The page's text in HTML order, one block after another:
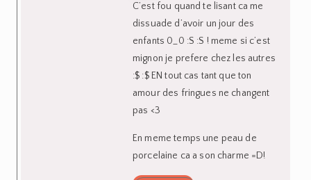
C’est fou quand te lisant ca me
dissuade d’avoir un jour des
enfants 0_0 :S :S ! meme si c’est
mignon je prefere chez les autres
:$ :$ EN tout cas tant que ton
amour des fringues ne changent
pas <3
En meme temps une peau de
porcelaine ca a son charme =D!